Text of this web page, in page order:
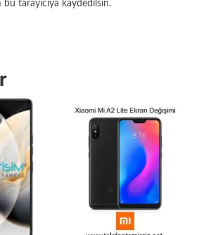
tarayıcıya kaydedilsin.